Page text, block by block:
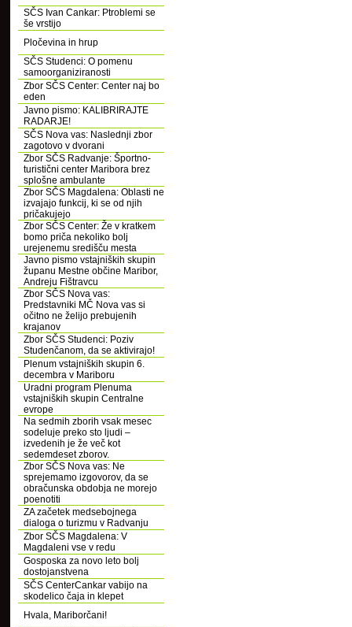
SČS Ivan Cankar: Ptroblemi se
še vrstijo
Pločevina in hrup
SČS Studenci: O pomenu
samoorganiziranosti
Zbor SČS Center: Center naj bo
eden
Javno pismo: KALIBRIRAJTE
RADARJE!
SČS Nova vas: Naslednji zbor
zagotovo v dvorani
Zbor SČS Radvanje: Športno-
turistični center Maribora brez
splošne ambulante
Zbor SČS Magdalena: Oblasti ne
izvajajo funkcij, ki se od njih
pričakujejo
Zbor SČS Center: Že v kratkem
bomo priča nekoliko bolj
urejenemu središču mesta
Javno pismo vstajniških skupin
županu Mestne občine Maribor,
Andreju Fištravcu
Zbor SČS Nova vas:
Predstavniki MČ Nova vas si
očitno ne želijo prebujenih
krajanov
Zbor SČS Studenci: Poziv
Studenčanom, da se aktivirajo!
Plenum vstajniških skupin 6.
decembra v Mariboru
Uradni program Plenuma
vstajniških skupin Centralne
evrope
Na sedmih zborih vsak mesec
sodeluje preko sto ljudi –
izvedenih je že več kot
sedemdeset zborov.
Zbor SČS Nova vas: Ne
sprejemamo izgovorov, da se
obračunska obdobja ne morejo
poenotiti
ZA začetek medsebojnega
dialoga o turizmu v Radvanju
Zbor SČS Magdalena: V
Magdaleni vse v redu
Gosposka za novo leto bolj
dostojanstvena
SČS CenterCankar vabijo na
skodelico čaja in klepet
Hvala, Mariborčani!